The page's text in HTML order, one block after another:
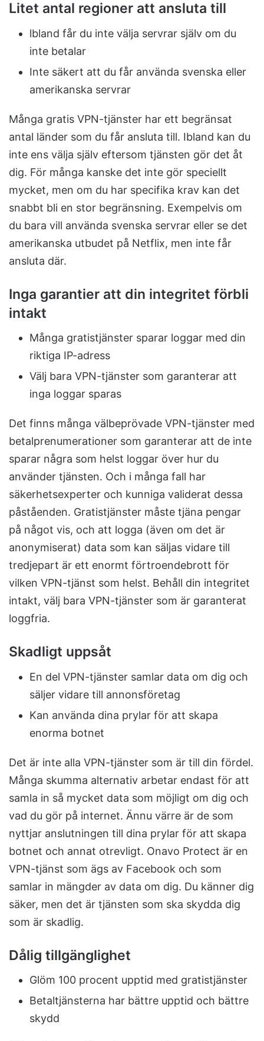
Litet antal regioner att ansluta till
lbland får du inte välja servrar själv om du
inte betalar
Inte säkert att du får använda svenska eller
amerikanska servrar
Många gratis VPN-tjänster har ett begränsat
antal länder som du får ansluta till. Ibland kan du
inte ens välja själv eftersom tjänsten gör det åt
dig. För många kanske det inte gör speciellt
mycket, men om du har specifika krav kan det
snabbt bli en stor begränsning. Exempelvis om
du bara vill använda svenska servrar eller se det
amerikanska utbudet på Netflix, men inte får
ansluta där.
Inga garantier att din integritet förbli
intakt
Många gratistjänster sparar loggar med din
riktiga IP-adress
Välj bara VPN-tjänster som garanterar att
inga loggar sparas
Det finns många välbeprövade VPN-tjänster med
betalprenumerationer som garanterar att de inte
sparar några som helst loggar över hur du
använder tjänsten. Och i många fall har
säkerhetsexperter och kunniga validerat dessa
påståenden. Gratistjänster måste tjäna pengar
på något vis, och att logga (även om det är
anonymiserat) data som kan säljas vidare till
tredjepart är ett enormt förtroendebrott för
vilken VPN-tjänst som helst. Behåll din integritet
intakt, välj bara VPN-tjänster som är garanterat
loggfria.
Skadligt uppsåt
En del VPN-tjänster samlar data om dig och
säljer vidare till annonsföretag
Kan använda dina prylar för att skapa
enorma botnet
Det är inte alla VPN-tjänster som är till din fördel.
Många skumma alternativ arbetar endast för att
samla in så mycket data som möjligt om dig och
vad du gör på internet. Ännu värre är de som
nyttjar anslutningen till dina prylar för att skapa
botnet och annat otrevligt. Onavo Protect är en
VPN-tjänst som ägs av Facebook och som
samlar in mängder av data om dig. Du känner dig
säker, men det är tjänsten som ska skydda dig
som är skadlig.
Dålig tillgänglighet
Glöm 100 procent upptid med gratistjänster
Betaltjänsterna har bättre upptid och bättre
skydd